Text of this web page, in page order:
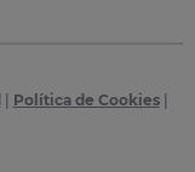
Política de Cookies|